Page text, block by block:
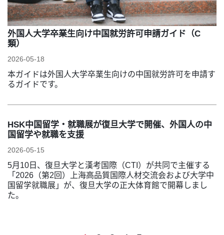
外国人大学卒業生向け中国就労許可申請ガイド（C
類）
2026-05-18
本ガイドは外国人大学卒業生向けの中国就労許可を申請す
るガイドです。
HSK中国留学・就職展が復旦大学で開催、外国人の中
国留学や就職を支援
2026-05-15
5月10日、復旦大学と漢考国際（CTI）が共同で主催する
「2026（第2回）上海高品質国際人材交流会および大学中
国留学就職展」が、復旦大学の正大体育館で開幕しまし
た。